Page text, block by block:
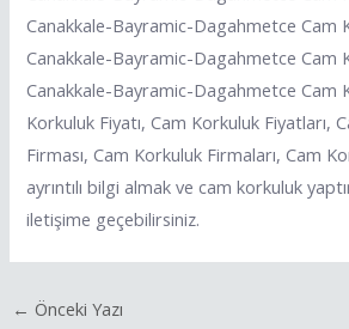
Canakkale-Bayramic-Dagahmetce Cam
Canakkale-Bayramic-Dagahmetce Cam
Canakkale-Bayramic-Dagahmetce Cam
Korkuluk Fiyatı, Cam Korkuluk Fiyatları,
Firması, Cam Korkuluk Firmaları, Cam
ayrıntılı bilgi almak ve cam korkuluk
iletişime geçebilirsiniz.
← Önceki Yazı